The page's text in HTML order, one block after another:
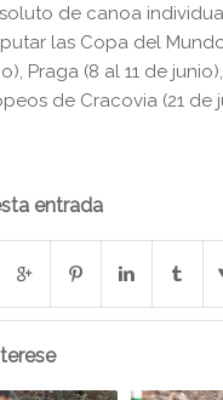
de canoa
las Copa del
Praga (8 al 11 de
de Cracovia (21 de
entrada